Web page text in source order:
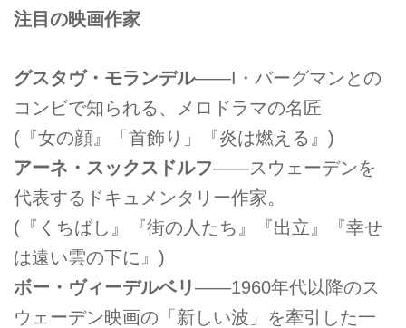
注目の映画作家
グスタヴ・モランデル――I・バーグマンとの
コンビで知られる、メロドラマの名匠
(『女の顔』「首飾り」『炎は燃える』)
アーネ・スックスドルフ――スウェーデンを
代表するドキュメンタリー作家。
(『くちばし』『街の人たち』『出立』『幸せ
は遠い雲の下に』)
ボー・ヴィーデルベリ――1960年代以降のス
ウェーデン映画の「新しい波」を牽引した一